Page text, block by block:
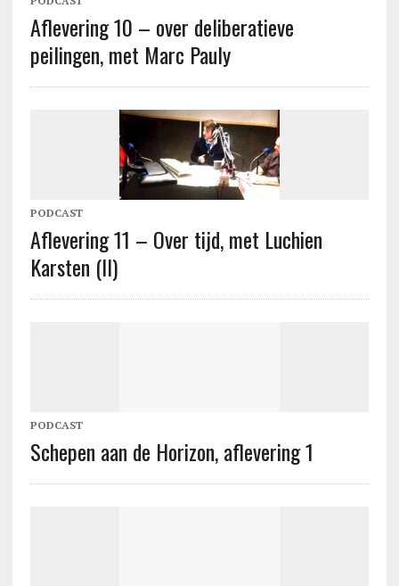
Aflevering 10 – over deliberatieve
peilingen, met Marc Pauly
PODCAST
Aflevering 11 – Over tijd, met Luchien
Karsten (II)
PODCAST
Schepen aan de Horizon, aflevering 1